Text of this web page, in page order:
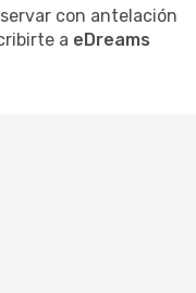
con antelación
a eDreams